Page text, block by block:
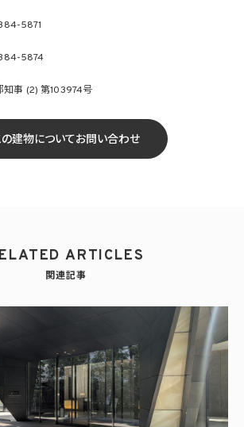
5871
5874
知事 (2) 第103974号
の建物についてお問い合わせ
ARTICLES
関連記事